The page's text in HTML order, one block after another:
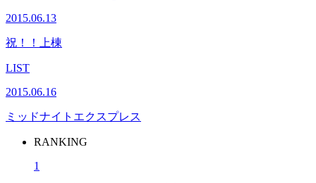
2015.06.13
祝！！上棟
LIST
2015.06.16
ミッドナイトエクスプレス
RANKING
1